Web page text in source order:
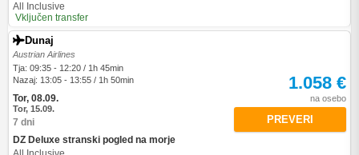
All Inclusive
Vključen transfer
Dunaj
Austrian Airlines
Tja: 09:35 - 12:20 / 1h 45min
Nazaj: 13:05 - 13:55 / 1h 50min
Tor, 08.09.
Tor, 15.09.
7 dni
DZ Deluxe stranski pogled na morje
1.058 €
na osebo
PREVERI